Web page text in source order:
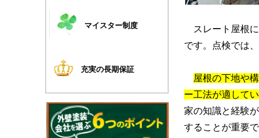
マイスター制度
充実の長期保証
スレート屋根に
です。点検では
屋根の下地や
ー工法が適して
家の知識と経験
することが重要で